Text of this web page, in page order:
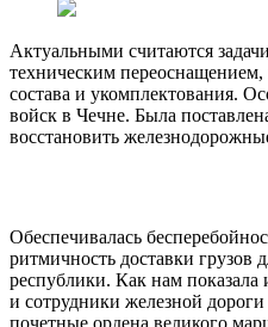
Актуальными считаются
техническим
состава и укомплектования.
войск в Чечне. Была
восстановить
Обеспечивалась
ритмичность доставки грузов
республики. Как нам показала
и сотрудники железной
почетные ордена великого